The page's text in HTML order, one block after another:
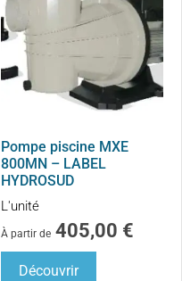
Pompe piscine MXE
800MN – LABEL
HYDROSUD
L'unité
À partir de 405,00 €
Découvrir